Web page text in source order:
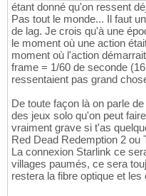
étant donné qu'on ressent
Pas tout le monde... Il faut
de lag. Je crois qu'à une
le moment où une action
moment où l'action
frame = 1/60 de seconde
ressentaient pas grand
De toute façon là on parle
des jeux solo qu'on peut
vraiment grave si t'as
Red Dead Redemption 2 ou
La connexion Starlink ce
villages paumés, ce sera
restera la fibre optique et les